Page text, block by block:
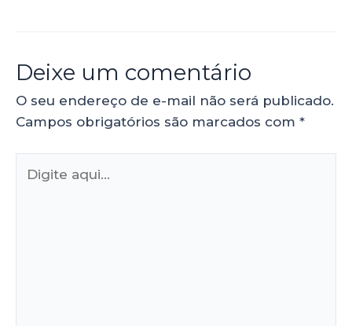
Deixe um comentário
O seu endereço de e-mail não será publicado.
Campos obrigatórios são marcados com *